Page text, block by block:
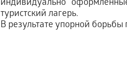
индивидуально
туристский лагерь.
В результате упорной